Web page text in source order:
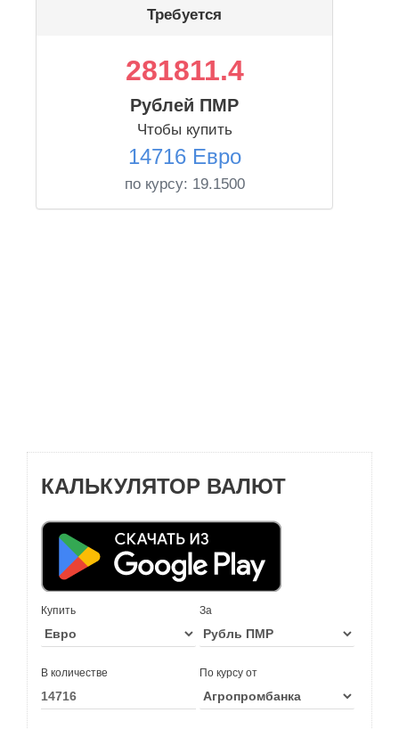
Требуется
281811.4
Рублей ПМР
Чтобы купить
14716 Евро
по курсу: 19.1500
КАЛЬКУЛЯТОР ВАЛЮТ
Купить За
В количестве По курсу от